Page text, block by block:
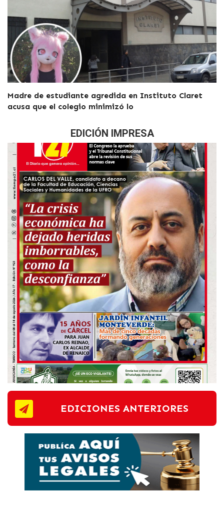
Madre de estudiante agredida en Instituto Claret
acusa que el colegio minimizó lo
EDICIÓN IMPRESA
EDICIONES ANTERIORES